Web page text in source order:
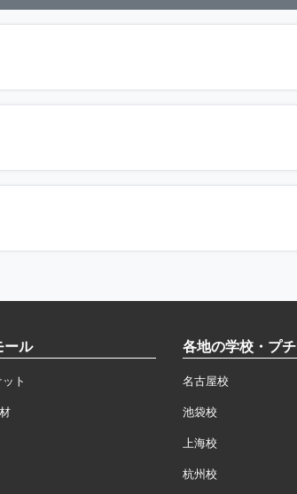
ール
ト
各地の学校・プ
名古屋校
池袋校
上海校
杭州校